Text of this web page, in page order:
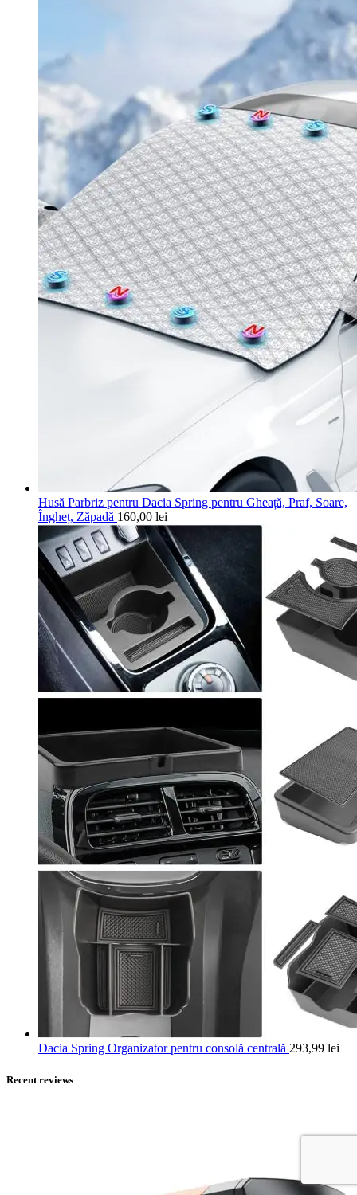
Husă Parbriz pentru Dacia Spring pentru Gheață, Praf, Soare,
Îngheț, Zăpadă 160,00 lei
Dacia Spring Organizator pentru consolă centrală 293,99 lei
Recent reviews